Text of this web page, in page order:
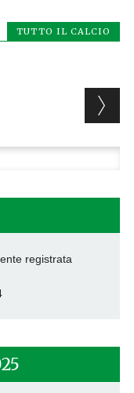
TUTTO IL CALCIO
registrata